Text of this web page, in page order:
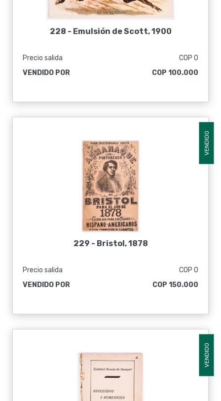
228 - Emulsión de Scott, 1900
Precio salida
COP 0
VENDIDO POR
COP 100.000
VENDIDO
229 - Bristol, 1878
Precio salida
COP 0
VENDIDO POR
COP 150.000
VENDIDO